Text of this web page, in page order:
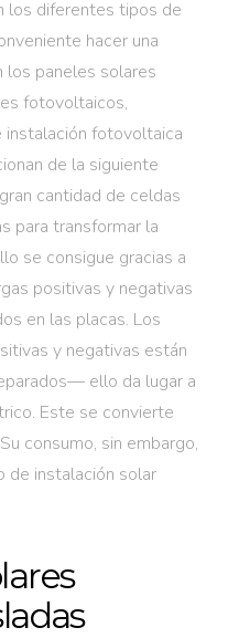
los diferentes tipos de
hacer una
los paneles solares
fotovoltaicos,
fotovoltaica
de la siguiente
cantidad de celdas
para transformar la
se consigue gracias a
positivas y negativas
en las placas. Los
y negativas están
ello da lugar a
Este se convierte
consumo, sin embargo,
de instalación solar